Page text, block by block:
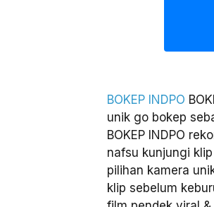
BOKEP INDPO
unik go bokep
BOKEP INDPO
nafsu kunjungi
pilihan kamera
klip sebelum